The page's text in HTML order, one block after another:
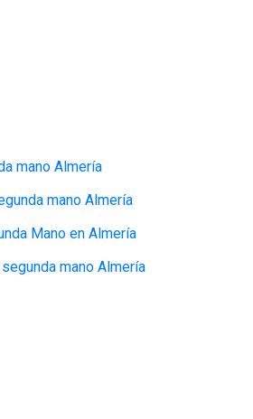
mano Almería
mano Almería
Mano en Almería
mano Almería